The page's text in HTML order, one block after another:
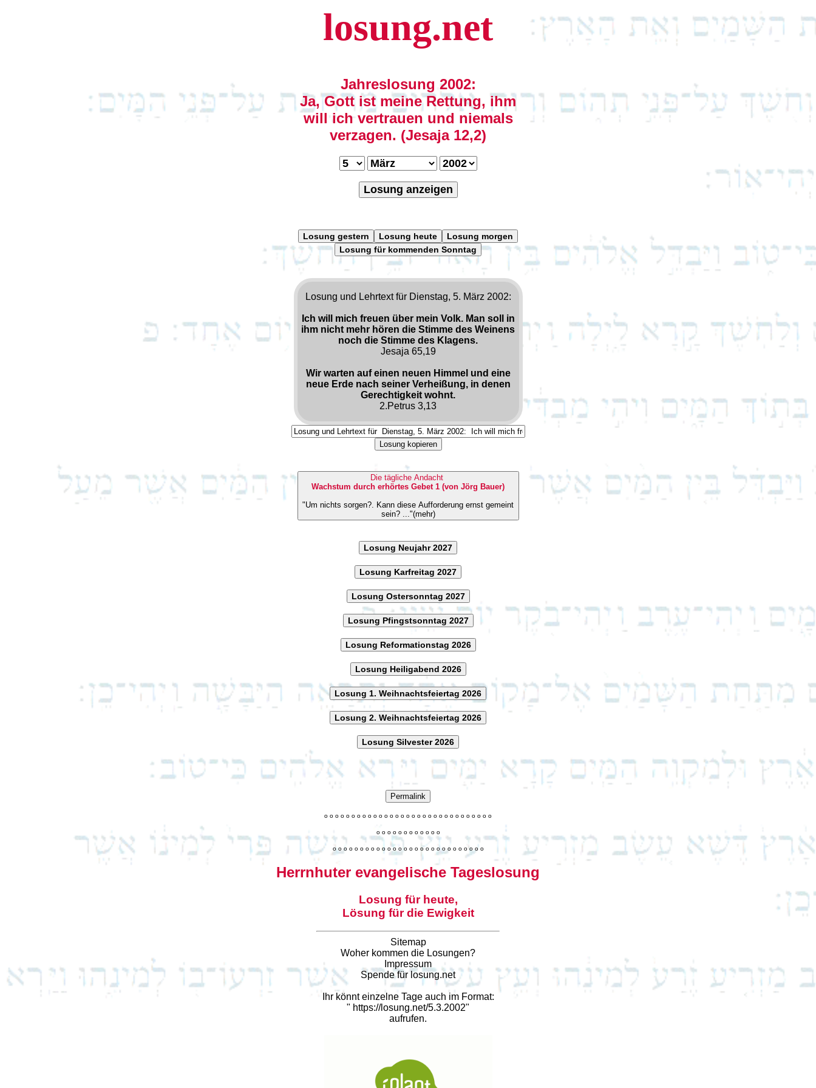
losung.net
Jahreslosung 2002:
Ja, Gott ist meine Rettung, ihm
will ich vertrauen und niemals
verzagen. (Jesaja 12,2)
Losung anzeigen
Losung gestern Losung heute
Losung morgen
Losung für kommenden Sonntag
Losung und Lehrtext für Dienstag, 5. März 2002:
Ich will mich freuen über mein Volk. Man soll in
ihm nicht mehr hören die Stimme des Weinens
noch die Stimme des Klagens.
Jesaja 65,19
Wir warten auf einen neuen Himmel und eine
neue Erde nach seiner Verheißung, in denen
Gerechtigkeit wohnt.
2.Petrus 3,13
Losung kopieren
Die tägliche Andacht
Wachstum durch erhörtes Gebet 1 (von Jörg Bauer)
"Um nichts sorgen?. Kann diese Aufforderung ernst gemeint
sein? ..."(mehr)
Losung Neujahr 2027
Losung Karfreitag 2027
Losung Ostersonntag 2027
Losung Pfingstsonntag 2027
Losung Reformationstag 2026
Losung Heiligabend 2026
Losung 1. Weihnachtsfeiertag 2026
Losung 2. Weihnachtsfeiertag 2026
Losung Silvester 2026
Permalink
o o o o o o o o o o o o o o o o o o o o o o o o o o o o o o o
o o o o o o o o o o o o
o o o o o o o o o o o o o o o o o o o o o o o o o o o o
Herrnhuter evangelische Tageslosung
Losung für heute,
Lösung für die Ewigkeit
Sitemap
Woher kommen die Losungen?
Impressum
Spende für losung.net
Ihr könnt einzelne Tage auch im Format:
" https://losung.net/5.3.2002"
aufrufen.